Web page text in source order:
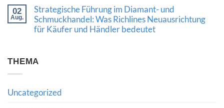
Wert
hochwertiger
Edelsteine
verraten
Risiken
und
die
Bedeutung
fachkundiger
zu
Qatar
Diamond
Exchange:
den
internationalen
02
Aug.
Strategische Führung im Diamant- und
Schmuckhandel: Was Richlines Neuausrichtung
für Käufer und Händler bedeutet
Strategische
Schmuckhandel:
THEMA
Uncategorized